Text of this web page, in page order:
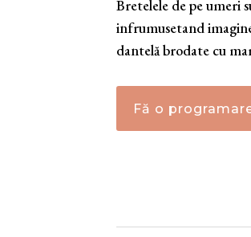
Bretelele de pe umeri
infrumusetand
dantelă brodate cu
Fă o